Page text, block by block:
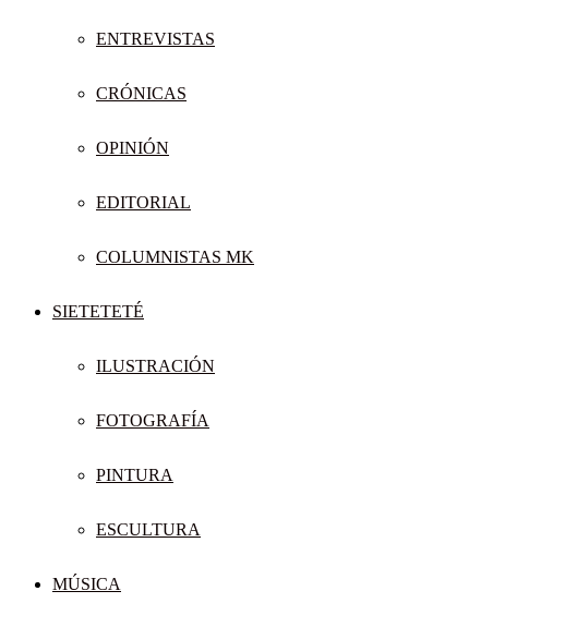
ENTREVISTAS
CRÓNICAS
OPINIÓN
EDITORIAL
COLUMNISTAS MK
SIETETETÉ
ILUSTRACIÓN
FOTOGRAFÍA
PINTURA
ESCULTURA
MÚSICA